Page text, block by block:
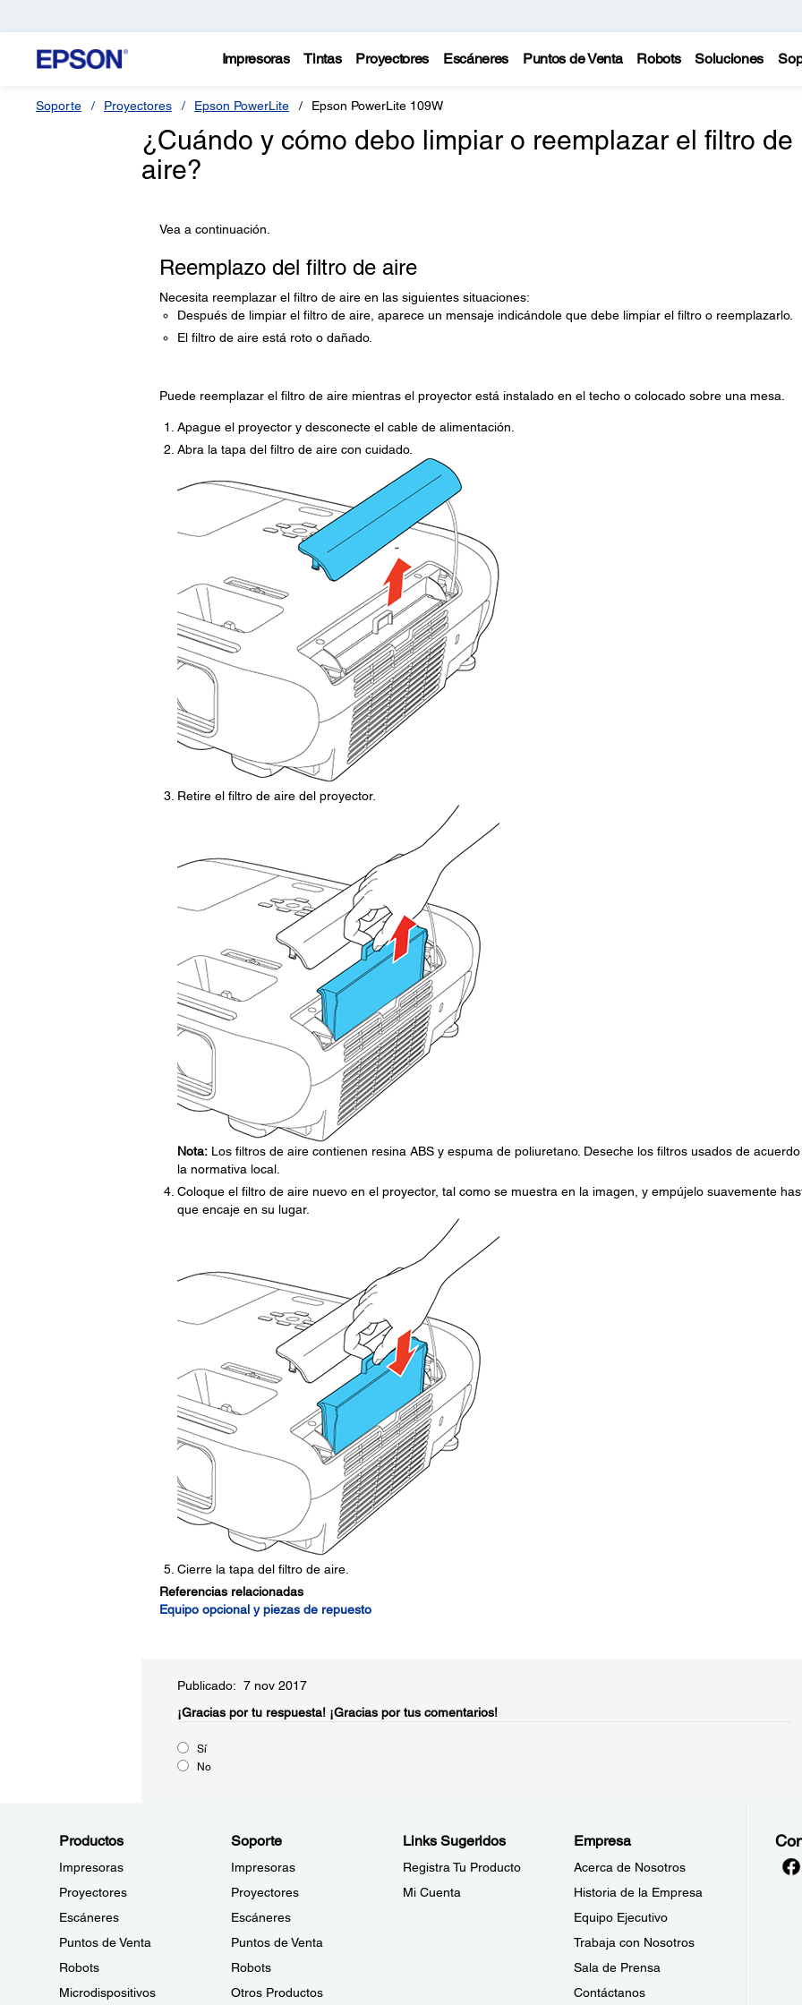
Impresoras Tintas Proyectores Escáneres Puntos de Venta Robots Soluciones
Soporte Proyectores Epson PowerLite Epson PowerLite 109W
¿Cuándo y cómo debo limpiar o reemplazar el filtro de
aire?
Vea a continuación.
Reemplazo del filtro de aire
Necesita reemplazar el filtro de aire en las siguientes situaciones:
Después de limpiar el filtro de aire, aparece un mensaje indicándole que debe limpiar el filtro o reemplazarlo.
El filtro de aire está roto o dañado.
Puede reemplazar el filtro de aire mientras el proyector está instalado en el techo o colocado sobre una mesa.
Apague el proyector y desconecte el cable de alimentación.
Abra la tapa del filtro de aire con cuidado.
Retire el filtro de aire del proyector.
Nota:Los filtros de aire contienen resina ABS y espuma de poliuretano. Deseche los filtros usados de acuerdo
la normativa local.
Coloque el filtro de aire nuevo en el proyector, tal como se muestra en la imagen, y empújelo suavemente
que encaje en su lugar.
Cierre la tapa del filtro de aire.
Referencias relacionadas
Equipo opcional y piezas de repuesto
Publicado: 7 nov 2017
¡Gracias por tu respuesta! ¡Gracias por tus comentarios!
Sí
No
Productos
Impresoras
Proyectores
Escáneres
Puntos de Venta
Robots
Microdispositivos
Soporte
Impresoras
Proyectores
Escáneres
Puntos de Venta
Robots
Otros Productos
Links Sugeridos
Registra Tu Producto
Mi Cuenta
Empresa
Acerca de Nosotros
Historia de la Empresa
Equipo Ejecutivo
Trabaja con Nosotros
Sala de Prensa
Contáctanos